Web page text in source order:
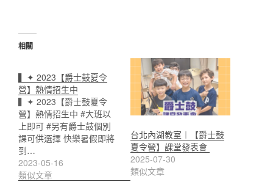
相關
▍✦ 2023【爵士鼓夏令
營】熱情招生中
▍✦ 2023【爵士鼓夏令
營】熱情招生中 #大班以
上即可 #另有爵士鼓個別
課可供選擇 快樂暑假即將
到…
2023-05-16
類似文章
台北內湖教室︱【爵士鼓
夏令營】課堂發表會 ​
2025-07-30
類似文章